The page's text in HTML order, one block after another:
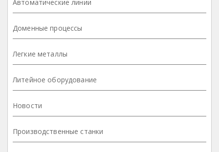
Автоматические линии
Доменные процессы
Легкие металлы
Литейное оборудование
Новости
Производственные станки